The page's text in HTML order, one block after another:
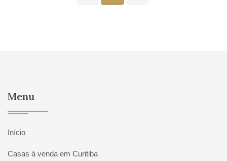
Menu
Início
Casas à venda em Curitiba